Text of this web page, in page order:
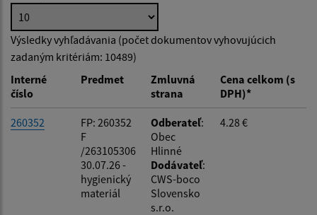
Hľadať v:
Typ dátumu:
Dátum od:
Výsledky vyhľadávania (počet dokumentov vyhovujúcich
zadaným kritériám: 10489)
Interné
číslo
Predmet
Zmluvná
strana
Cena celkom (s
DPH)*
260352
FP: 260352
F
/263105306
30.07.26 -
hygienický
materiál
Odberateľ:
Obec
Hlinné
Dodávateľ:
CWS-boco
Slovensko
s.r.o.
4.28 €